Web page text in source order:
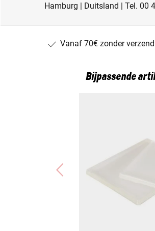
Hamburg | Duitsland | Tel. 00
Vanaf 70€ zonder
Bijpassende